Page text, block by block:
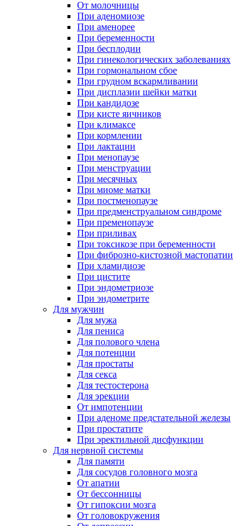
От молочницы
При аденомиозе
При аменорее
При беременности
При бесплодии
При гинекологических заболеваниях
При гормональном сбое
При грудном вскармливании
При дисплазии шейки матки
При кандидозе
При кисте яичников
При климаксе
При кормлении
При лактации
При менопаузе
При менструации
При месячных
При миоме матки
При постменопаузе
При предменструальном синдроме
При пременопаузе
При приливах
При токсикозе при беременности
При фиброзно-кистозной мастопатии
При хламидиозе
При цистите
При эндометриозе
При эндометрите
Для мужчин
Для мужа
Для пениса
Для полового члена
Для потенции
Для простаты
Для секса
Для тестостерона
Для эрекции
От импотенции
При аденоме предстательной железы
При простатите
При эректильной дисфункции
Для нервной системы
Для памяти
Для сосудов головного мозга
От апатии
От бессонницы
От гипоксии мозга
От головокружения